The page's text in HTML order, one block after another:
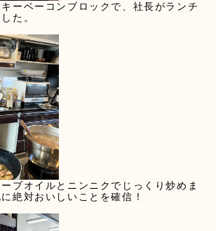
ーベーコンブロックで、社長がランチ
た。
ブオイルとニンニクでじっくり炒めま
絶対おいしいことを確信！